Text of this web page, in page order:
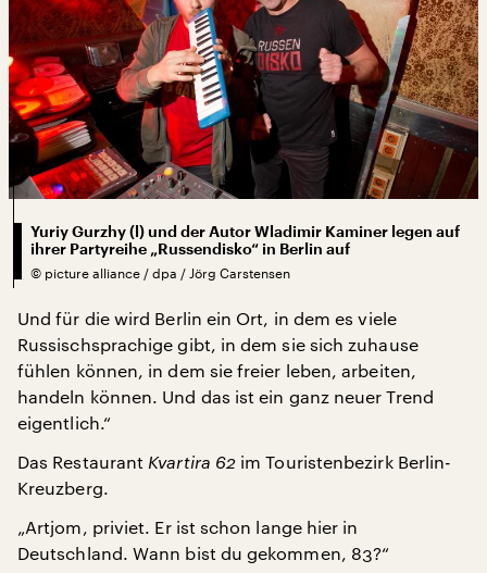
Yuriy Gurzhy (l) und der Autor Wladimir Kaminer legen auf
ihrer Partyreihe „Russendisko“ in Berlin auf
© picture alliance / dpa / Jörg Carstensen
Und für die wird Berlin ein Ort, in dem es viele
Russischsprachige gibt, in dem sie sich zuhause
fühlen können, in dem sie freier leben, arbeiten,
handeln können. Und das ist ein ganz neuer Trend
eigentlich.“
Das Restaurant Kvartira 62 im Touristenbezirk Berlin-
Kreuzberg.
„Artjom, priviet. Er ist schon lange hier in
Deutschland. Wann bist du gekommen, 83?“